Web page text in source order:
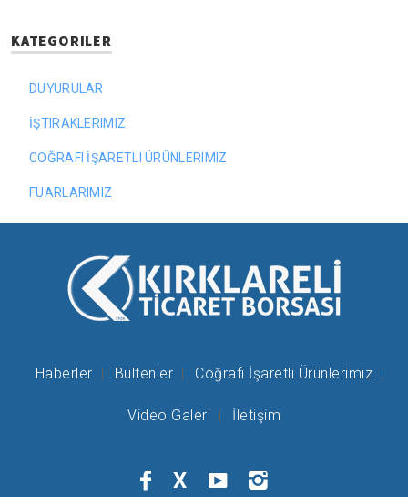
KATEGORILER
DUYURULAR
İŞTIRAKLERIMIZ
COĞRAFI İŞARETLI ÜRÜNLERIMIZ
FUARLARIMIZ
Haberler Bültenler Coğrafi İşaretli Ürünlerimiz
Video Galeri İletişim
X